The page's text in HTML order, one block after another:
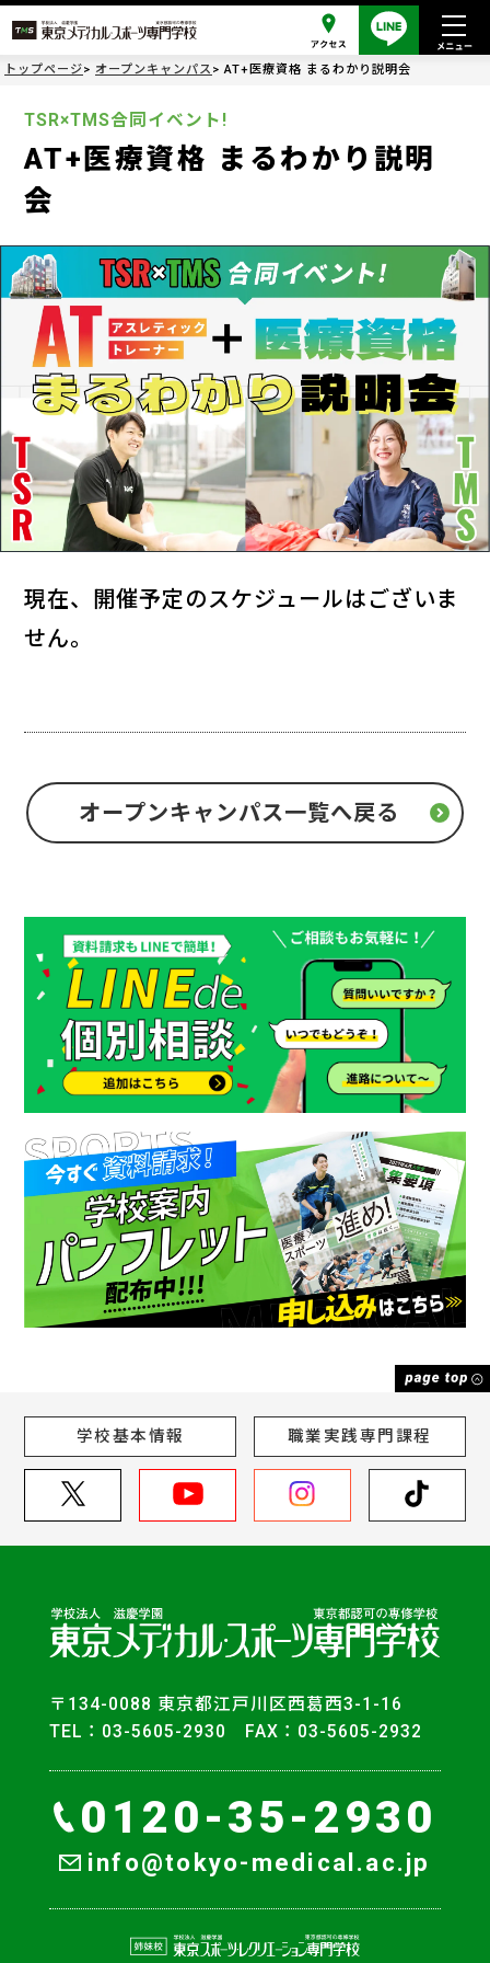
トップページ オープンキャンパス AT+医療資格 まるわかり説明会
TSR×TMS合同イベント!
AT+医療資格 まるわかり説明
会
現在、開催予定のスケジュールはございま
せん。
オープンキャンパス一覧へ戻る
学校基本情報 職業実践専門課程
〒134-0088 東京都江戸川区西葛西3-1-16
TEL：03-5605-2930 FAX：03-5605-2932
0120-35-2930
info@tokyo-medical.ac.jp